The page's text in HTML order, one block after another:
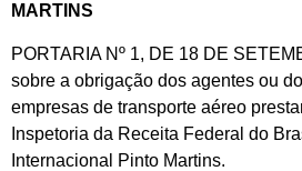
MARTINS
PORTARIA Nº 1, DE 18 DE
sobre a obrigação dos agentes ou
empresas de transporte aéreo
Inspetoria da Receita Federal do
Internacional Pinto Martins.